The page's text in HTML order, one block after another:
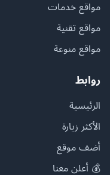
مواقع خدمات
مواقع تقنية
مواقع منوعة
روابط
الرئيسية
الأكثر زيارة
أضف موقع
💰 أعلن معنا